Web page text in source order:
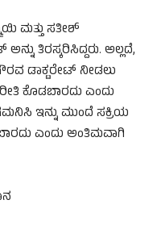
ಮತ್ತು ಸತೀಶ್
ತಿರಸ್ಕರಿಸಿದ್ದರು. ಅಲ್ಲದೆ,
ಡಾಕ್ಟರೇಟ್ ನೀಡಲು
ಕೊಡಬಾರದು ಎಂದು
ಇನ್ನು ಮುಂದೆ ಸಕ್ರಿಯ
ಎಂದು ಅಂತಿಮವಾಗಿ